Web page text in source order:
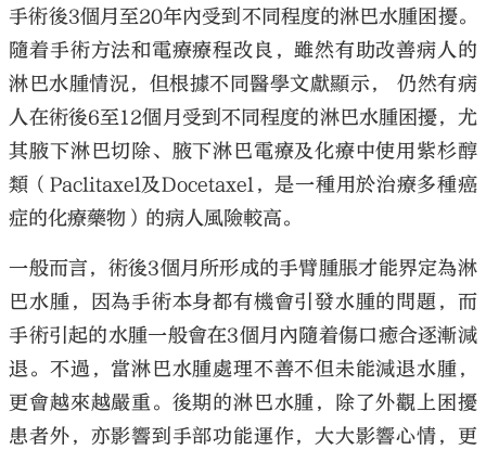
手術後3個月至20年內受到不同程度的淋巴水腫困擾。
隨着手術方法和電療療程改良，雖然有助改善病人的
淋巴水腫情況，但根據不同醫學文獻顯示， 仍然有病
人在術後6至12個月受到不同程度的淋巴水腫困擾，尤
其腋下淋巴切除、腋下淋巴電療及化療中使用紫杉醇
類（Paclitaxel及Docetaxel，是一種用於治療多種癌
症的化療藥物）的病人風險較高。
一般而言，術後3個月所形成的手臂腫脹才能界定為淋
巴水腫，因為手術本身都有機會引發水腫的問題，而
手術引起的水腫一般會在3個月內隨着傷口癒合逐漸減
退。不過，當淋巴水腫處理不善不但未能減退水腫，
更會越來越嚴重。後期的淋巴水腫，除了外觀上困擾
患者外，亦影響到手部功能運作，大大影響心情，更